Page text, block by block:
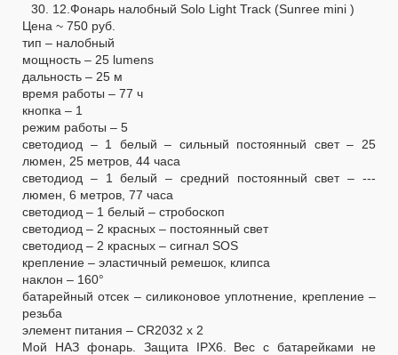
30. 12.Фонарь налобный Solo Light Track (Sunree mini )
Цена ~ 750 руб.
тип – налобный
мощность – 25 lumens
дальность – 25 м
время работы – 77 ч
кнопка – 1
режим работы – 5
светодиод – 1 белый – сильный постоянный свет – 25
люмен, 25 метров, 44 часа
светодиод – 1 белый – средний постоянный свет – ---
люмен, 6 метров, 77 часа
светодиод – 1 белый – стробоскоп
светодиод – 2 красных – постоянный свет
светодиод – 2 красных – сигнал SOS
крепление – эластичный ремешок, клипса
наклон – 160°
батарейный отсек – силиконовое уплотнение, крепление –
резьба
элемент питания – CR2032 х 2
Мой НАЗ фонарь. Защита IPX6. Вес с батарейками не